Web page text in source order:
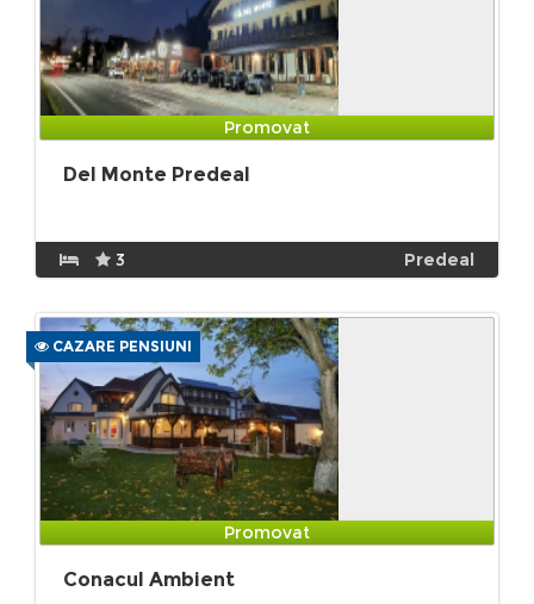
Promovat
Del Monte Predeal
3 Predeal
CAZARE PENSIUNI
Promovat
Conacul Ambient